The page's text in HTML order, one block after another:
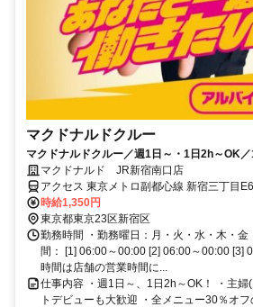
マクドナルドクルー
マクドナルドクルー／週1日～・1日2h～OK
マクドナルド JR新宿南口店
アクセス 東京メトロ副都心線 新宿三丁目
新宿ライン 新宿ミライナタワー改札口徒歩
ライナタワー改札口徒歩約2分 新宿 [相鉄・
新宿 [JR中央本線(東京～塩尻)] 新宿 [JR中
総武緩行線]
時給1,350円
東京都東京23区新宿区
勤務時間 ・勤務曜日：月・火・水・木・金
間： [1] 06:00～00:00 [2] 06:00～00:00 [3]
時間は店舗の営業時間に...
仕事内容 ・週1日～、1日2h～OK！ ・主婦
トデビューも大歓迎 ・全メニュー30％オ